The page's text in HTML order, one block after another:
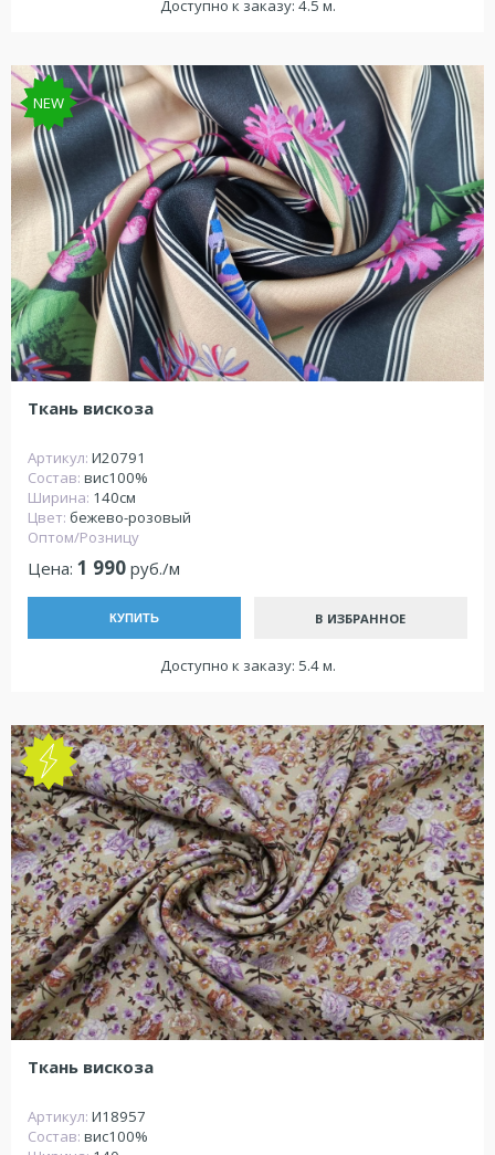
Доступно к заказу: 4.5 м.
NEW
Ткань вискоза
Артикул: И20791
Состав: вис100%
Ширина: 140см
Цвет: бежево-розовый
Оптом/Розницу
Цена: 1 990 руб./м
КУПИТЬ В ИЗБРАННОЕ
Доступно к заказу: 5.4 м.
Ткань вискоза
Артикул: И18957
Состав: вис100%